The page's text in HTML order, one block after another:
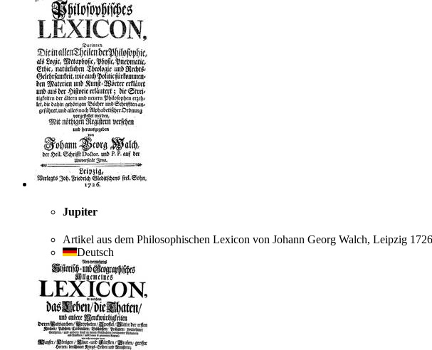
Jupiter
Artikel aus dem Philosophischen Lexicon von Johann Georg Walch, Leipzig
Deutsch